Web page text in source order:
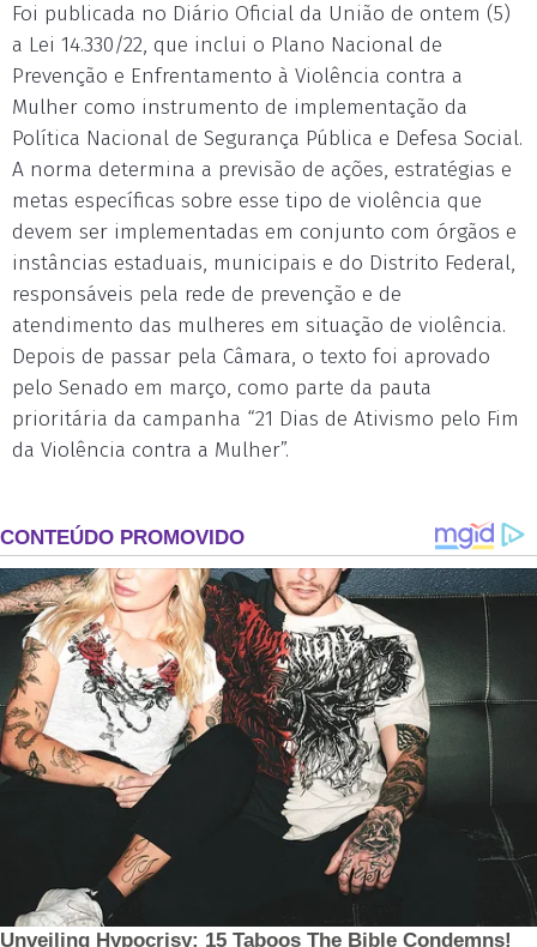
Foi publicada no Diário Oficial da União de ontem (5)
a Lei 14.330/22, que inclui o Plano Nacional de
Prevenção e Enfrentamento à Violência contra a
Mulher como instrumento de implementação da
Política Nacional de Segurança Pública e Defesa Social.
A norma determina a previsão de ações, estratégias e
metas específicas sobre esse tipo de violência que
devem ser implementadas em conjunto com órgãos e
instâncias estaduais, municipais e do Distrito Federal,
responsáveis pela rede de prevenção e de
atendimento das mulheres em situação de violência.
Depois de passar pela Câmara, o texto foi aprovado
pelo Senado em março, como parte da pauta
prioritária da campanha “21 Dias de Ativismo pelo Fim
da Violência contra a Mulher”.